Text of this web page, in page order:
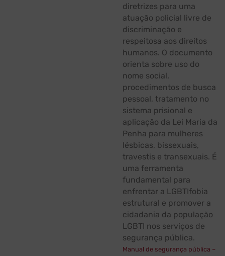
diretrizes para uma
atuação policial livre de
discriminação e
respeitosa aos direitos
humanos. O documento
orienta sobre uso do
nome social,
procedimentos de busca
pessoal, tratamento no
sistema prisional e
aplicação da Lei Maria da
Penha para mulheres
lésbicas, bissexuais,
travestis e transexuais. É
uma ferramenta
fundamental para
enfrentar a LGBTIfobia
estrutural e promover a
cidadania da população
LGBTI nos serviços de
segurança pública.
Manual de segurança pública –